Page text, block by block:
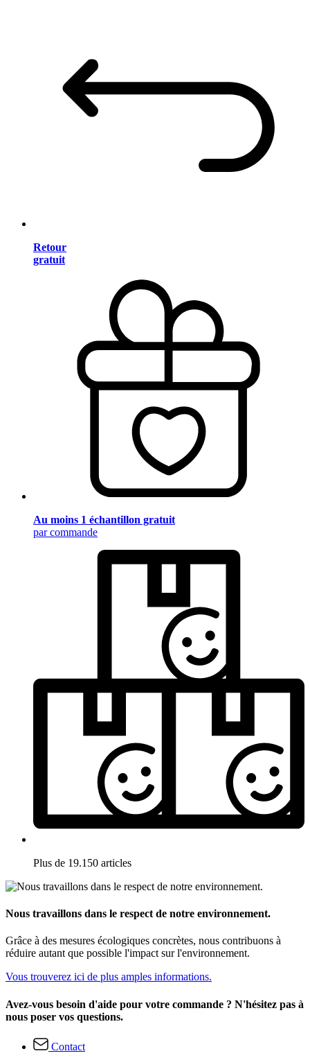
Retour
gratuit
Au moins 1 échantillon gratuit
par commande
Plus de 19.150 articles
Nous travaillons dans le respect de notre environnement.
Grâce à des mesures écologiques concrètes, nous contribuons à
réduire autant que possible l'impact sur l'environnement.
Vous trouverez ici de plus amples informations.
Avez-vous besoin d'aide pour votre commande ? N'hésitez pas à
nous poser vos questions.
Contact